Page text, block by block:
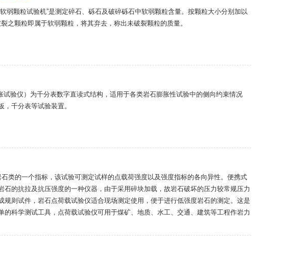
弱颗粒试验机”是测定碎石、砾石及破碎砾石中软弱颗粒含量。按颗粒大小分别加以
之颗粒即属于软弱颗粒，将其弃去，称出未破裂颗粒的质量。
试验仪）为千分表数字直读式结构，适用于各类岩石膨胀性试验中的侧向约束情况
千分表等试验装置。
类的一个指标，该试验可测定试样的点载荷强度以及强度指标的各向异性。便携式
石的抗拉及抗压强度的一种仪器，由于采用碎块加载，故岩石破坏的压力较常规压力
规则试件，岩石点荷载试验仪适合现场测定使用，便于进行低强度岩石的测定。这是
的科学测试工具，点荷载试验仪可用于煤矿、地质、水工、交通、建筑等工程作岩力